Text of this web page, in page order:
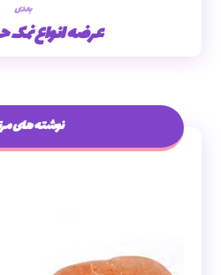
بعدی
عرضه انواع
نوشته های